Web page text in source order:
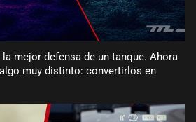
mejor defensa de un tanque. Ahora
muy distinto: convertirlos en